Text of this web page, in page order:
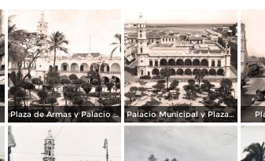
Plaza de Armas y Palacio Municipal Palacio Municipal y Plaza de Armas